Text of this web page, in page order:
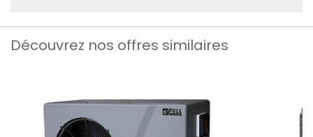
Découvrez nos offres similaires